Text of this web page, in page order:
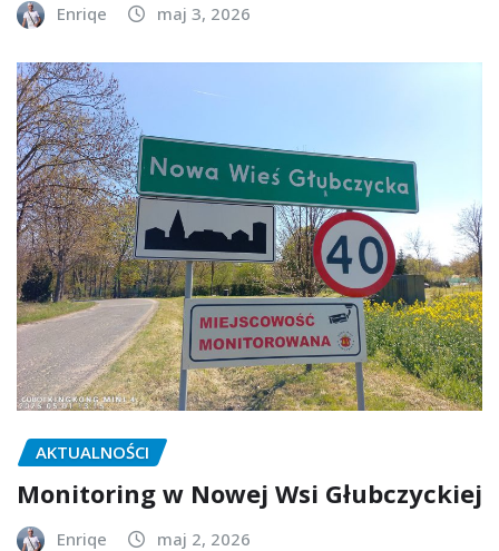
Enriqe maj 3, 2026
AKTUALNOŚCI
Monitoring w Nowej Wsi Głubczyckiej
Enriqe maj 2, 2026